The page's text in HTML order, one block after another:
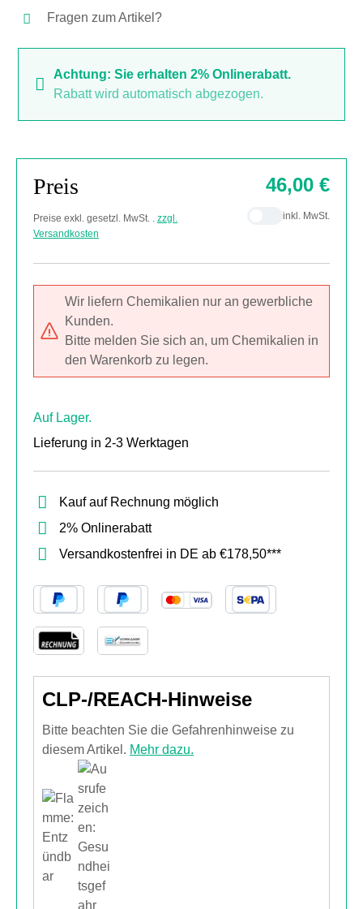
Fragen zum Artikel?
Achtung: Sie erhalten 2% Onlinerabatt.
Rabatt wird automatisch abgezogen.
Preis
Preise exkl. gesetzl. MwSt. . zzgl.
Versandkosten
46,00 €
inkl. MwSt.
Wir liefern Chemikalien nur an gewerbliche
Kunden.
Bitte melden Sie sich an, um Chemikalien in
den Warenkorb zu legen.
Auf Lager.
Lieferung in 2-3 Werktagen
Kauf auf Rechnung möglich
2% Onlinerabatt
Versandkostenfrei in DE ab €178,50***
CLP-/REACH-Hinweise
Bitte beachten Sie die Gefahrenhinweise zu
diesem Artikel. Mehr dazu.